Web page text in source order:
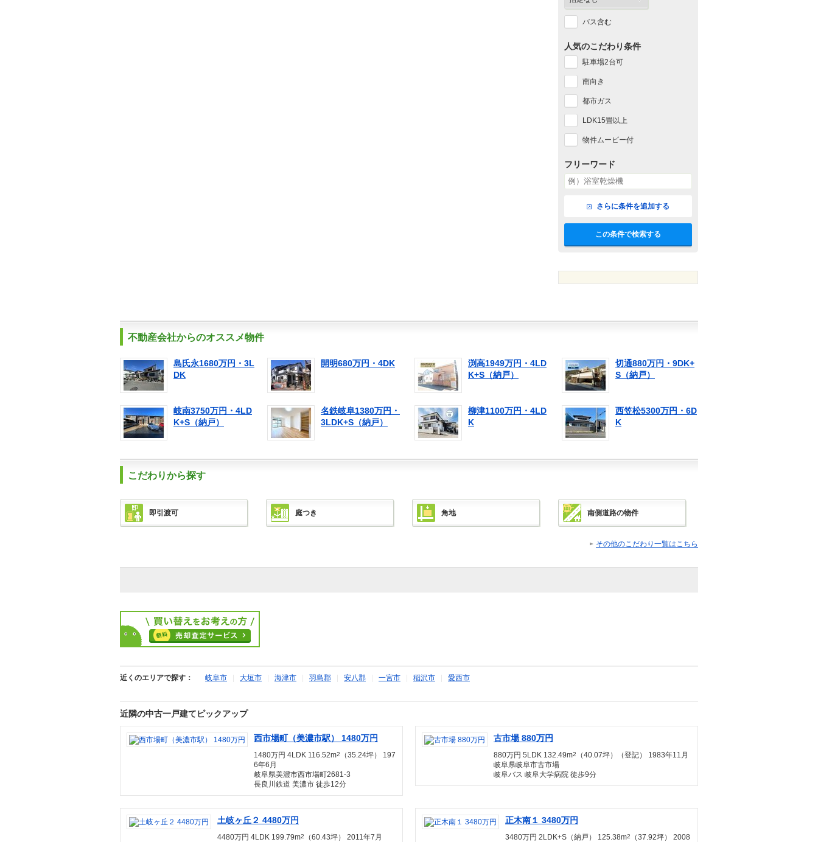
バス含む
人気のこだわり条件
駐車場2台可
南向き
都市ガス
LDK15畳以上
物件ムービー付
フリーワード
さらに条件を追加する
この条件で検索する
不動産会社からのオススメ物件
島氏永1680万円・3L
DK
開明680万円・4DK
渕高1949万円・4LD
K+S（納戸）
切通880万円・9DK+
S（納戸）
岐南3750万円・4LD
K+S（納戸）
名鉄岐阜1380万円・
3LDK+S（納戸）
柳津1100万円・4LD
K
西笠松5300万円・6D
K
こだわりから探す
即引渡可 庭つき 角地 南側道路の物件
その他のこだわり一覧はこちら
近くのエリアで探す： 岐阜市 大垣市 海津市 羽島郡 安八郡 一宮市 稲沢市 愛西市
近隣の中古一戸建てピックアップ
西市場町（美濃市駅） 1480万円
1480万円 4LDK 116.52m2
（35.24坪） 197
6年6月
岐阜県美濃市西市場町2681-3
長良川鉄道 美濃市 徒歩12分
古市場 880万円
880万円 5LDK 132.49m2
（40.07坪）（登記） 1983年11月
岐阜県岐阜市古市場
岐阜バス 岐阜大学病院 徒歩9分
土岐ヶ丘２ 4480万円
4480万円 4LDK 199.79m2
（60.43坪） 2011年7月
正木南１ 3480万円
3480万円 2LDK+S（納戸） 125.38m2
（37.92坪） 2008